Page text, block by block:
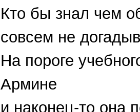
Кто бы знал чем
совсем не
На пороге
Армине
и наконец-то она